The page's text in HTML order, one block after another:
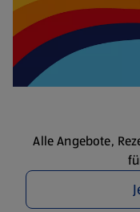
Alle Angebote,